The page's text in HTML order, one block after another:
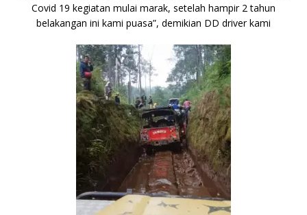
Covid 19 kegiatan mulai marak, setelah hampir 2 tahun
belakangan ini kami puasa”, demikian DD driver kami